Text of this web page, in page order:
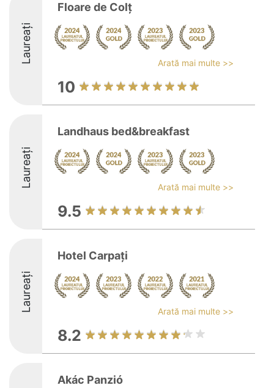
Laureați
Floare de Colț
Arată mai multe >>
10
Laureați
Landhaus bed&breakfast
Arată mai multe >>
9.5
Laureați
Hotel Carpați
Arată mai multe >>
8.2
Akác Panzió